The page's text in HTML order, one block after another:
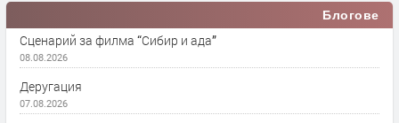
Блогове
Сценарий за филма “Сибир и ада”
08.08.2026
Деругация
07.08.2026